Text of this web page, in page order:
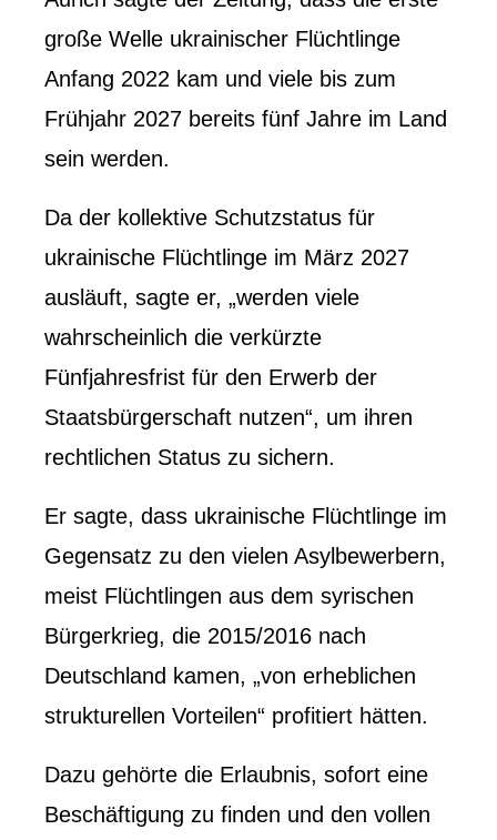
große Welle ukrainischer Flüchtlinge
Anfang 2022 kam und viele bis zum
Frühjahr 2027 bereits fünf Jahre im Land
sein werden.
Da der kollektive Schutzstatus für
ukrainische Flüchtlinge im März 2027
ausläuft, sagte er, „werden viele
wahrscheinlich die verkürzte
Fünfjahresfrist für den Erwerb der
Staatsbürgerschaft nutzen“, um ihren
rechtlichen Status zu sichern.
Er sagte, dass ukrainische Flüchtlinge im
Gegensatz zu den vielen Asylbewerbern,
meist Flüchtlingen aus dem syrischen
Bürgerkrieg, die 2015/2016 nach
Deutschland kamen, „von erheblichen
strukturellen Vorteilen“ profitiert hätten.
Dazu gehörte die Erlaubnis, sofort eine
Beschäftigung zu finden und den vollen